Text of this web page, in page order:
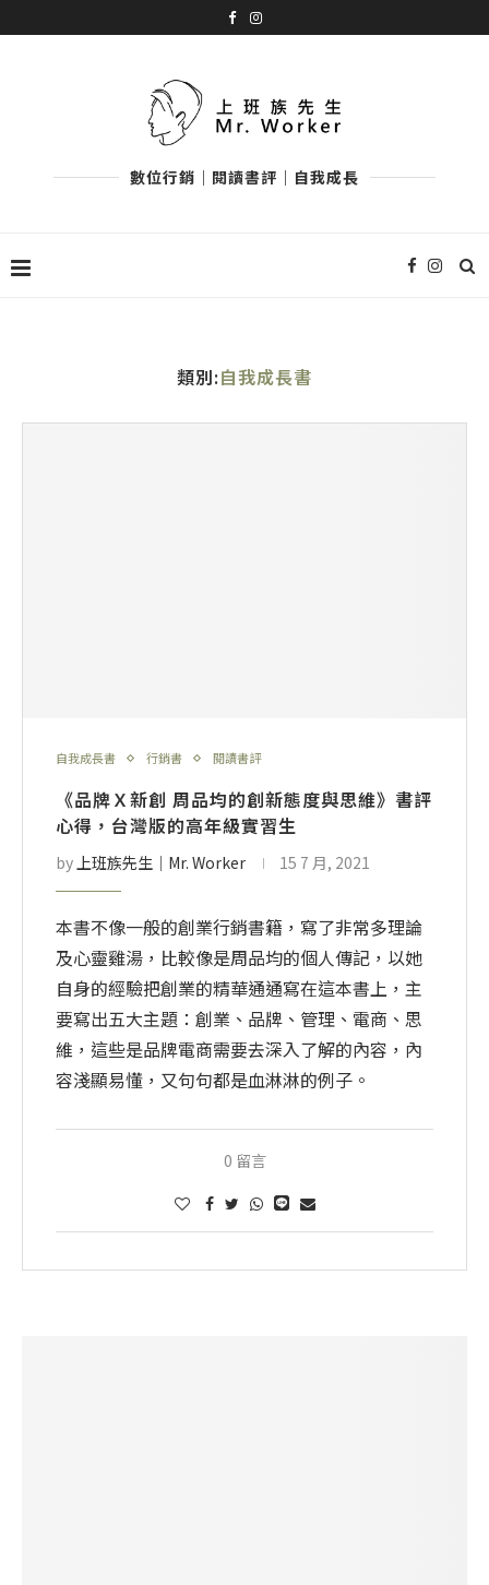
數位行銷｜閱讀書評｜自我成長
類別:自我成長書
自我成長書 行銷書 閱讀書評
《品牌Ｘ新創 周品均的創新態度與思維》書評
心得，台灣版的高年級實習生
by上班族先生│Mr. Worker 15 7 月, 2021
本書不像一般的創業行銷書籍，寫了非常多理論
及心靈雞湯，比較像是周品均的個人傳記，以她
自身的經驗把創業的精華通通寫在這本書上，主
要寫出五大主題：創業、品牌、管理、電商、思
維，這些是品牌電商需要去深入了解的內容，內
容淺顯易懂，又句句都是血淋淋的例子。
0 留言